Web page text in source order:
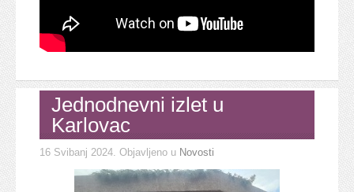
Jednodnevni izlet u
Karlovac
16 Svibanj 2024. Objavljeno u Novosti